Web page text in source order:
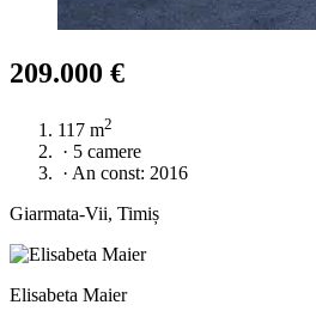
209.000 €
117 m2
· 5 camere
· An const: 2016
Giarmata-Vii, Timiș
Elisabeta Maier